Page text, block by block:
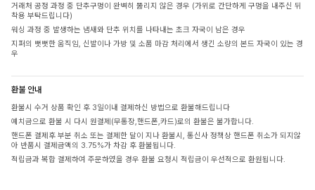
거래처 공정 과정 중 단추구멍이 완벽히 뚫리지 않은 경우 (가위로 간단하게 구멍을 내주신 뒤
착용 부탁드립니다)
워싱 과정 중 발생하는 냄새와 단추 위치를 나타내는 초크 자국이 남은 경우
지퍼의 뻣뻣한 움직임, 신발이나 가방 및 소품 마감 처리에서 생긴 소량의 본드 자국이 있는 경
우
환불 안내
환불시 수거 상품 확인 후 3일이내 결제하신 방법으로 환불해드립니다
예치금으로 환불 시 다시 원결제(무통장,핸드폰,카드)로의 환불은 불가합니다.
핸드폰 결제후 부분 취소 또는 결제한 달이 지나 환불시, 통신사 정책상 핸드폰 취소가 되지않
아 반품시 결제금액의 3.75%가 차감 후 환불됩니다.
적립금과 복합 결제하여 주문하였을 경우 환불 요청시 적립금이 우선적으로 환원됩니다.